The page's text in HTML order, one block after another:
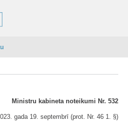
Ministru kabineta noteikumi Nr. 532
gada 19. septembrī (prot. Nr. 46 1. §)